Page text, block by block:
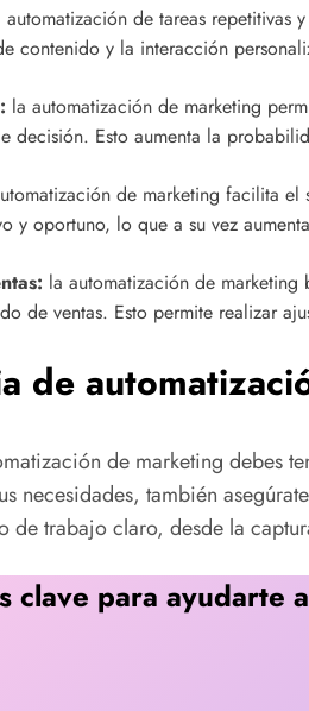
automatización de tareas repetitivas
contenido y la interacción
la automatización de marketing
decisión. Esto aumenta la
de marketing facilita el
y oportuno, lo que a su vez
la automatización de
de ventas. Esto permite realizar
de
de marketing debes
necesidades, también
de trabajo claro, desde la
clave para ayudarte